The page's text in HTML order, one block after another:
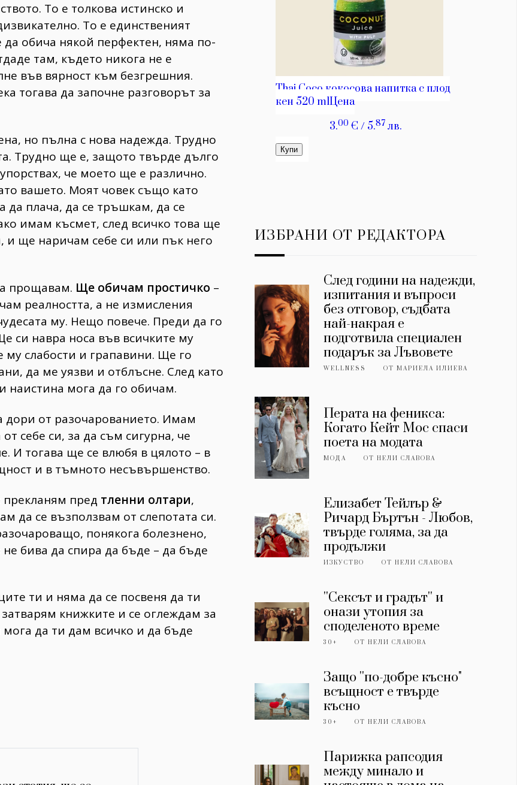
То е толкова истинско и
То е единственият
обича някой перфектен, няма по-
там, където никога не е
във вярност към безгрешния.
тогава да започне разговорът за
но пълна с нова надежда. Трудно
Трудно ще е, защото твърде дълго
че моето ще е различно.
вашето. Моят човек също като
плача, да се тръшкам, да се
имам късмет, след всичко това ще
ще наричам себе си или пък него
прощавам. Ще обичам простичко –
реалността, а не измисления
му. Нещо повече. Преди да го
си навра носа във всичките му
му слабости и грапавини. Ще го
да ме уязви и отблъсне. След като
наистина мога да го обичам.
от разочарованието. Имам
себе си, за да съм сигурна, че
И тогава ще се влюбя в цялото – в
и в тъмното несъвършенство.
прекланям пред тленни олтари,
да се възползвам от слепотата си.
понякога болезнено,
бива да спира да бъде – да бъде
ти и няма да се посвеня да ти
книжките и се оглеждам за
да ти дам всичко и да бъде
ИЗБРАНИ ОТ РЕДАКТОРА
След години на надежди,
изпитания и въпроси
без отговор, съдбата
най-накрая е
подготвила специален
подарък за Лъвовете
WELLNESS ОТМАРИЕЛА ИЛИЕВА
Перата на феникса:
Когато Кейт Мос спаси
поета на модата
МОДА ОТНЕЛИ СЛАВОВА
Елизабет Тейлър &
Ричард Бъртън - Любов,
твърде голяма, за да
продължи
ИЗКУСТВО ОТНЕЛИ СЛАВОВА
''Сексът и градът'' и
онази утопия за
споделеното време
30+ ОТНЕЛИ СЛАВОВА
Защо ''по-добре късно"
всъщност е твърде
късно
30+ ОТНЕЛИ СЛАВОВА
Парижка рапсодия
между минало и